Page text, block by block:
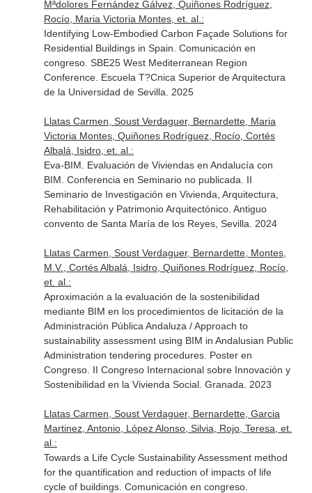
Mªdolores Fernández Gálvez, Quiñones Rodríguez,
Rocío, Maria Victoria Montes, et. al.:
Identifying Low-Embodied Carbon Façade Solutions for
Residential Buildings in Spain. Comunicación en
congreso. SBE25 West Mediterranean Region
Conference. Escuela T?Cnica Superior de Arquitectura
de la Universidad de Sevilla. 2025
Llatas Carmen, Soust Verdaguer, Bernardette, Maria
Victoria Montes, Quiñones Rodríguez, Rocío, Cortés
Albalá, Isidro, et. al.:
Eva-BIM. Evaluación de Viviendas en Andalucía con
BIM. Conferencia en Seminario no publicada. II
Seminario de Investigación en Vivienda, Arquitectura,
Rehabilitación y Patrimonio Arquitectónico. Antiguo
convento de Santa María de los Reyes, Sevilla. 2024
Llatas Carmen, Soust Verdaguer, Bernardette, Montes,
M.V., Cortés Albalá, Isidro, Quiñones Rodríguez, Rocío,
et. al.:
Aproximación a la evaluación de la sostenibilidad
mediante BIM en los procedimientos de licitación de la
Administración Pública Andaluza / Approach to
sustainability assessment using BIM in Andalusian Public
Administration tendering procedures. Poster en
Congreso. II Congreso Internacional sobre Innovación y
Sostenibilidad en la Vivienda Social. Granada. 2023
Llatas Carmen, Soust Verdaguer, Bernardette, Garcia
Martinez, Antonio, López Alonso, Silvia, Rojo, Teresa, et.
al.:
Towards a Life Cycle Sustainability Assessment method
for the quantification and reduction of impacts of life
cycle of buildings. Comunicación en congreso.